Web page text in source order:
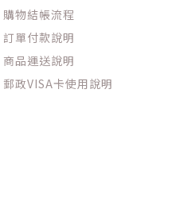
購物結帳流程
訂單付款說明
商品運送說明
郵政VISA卡使用說明